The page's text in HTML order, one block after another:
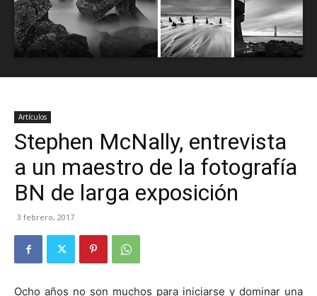
Artículos
Stephen McNally, entrevista
a un maestro de la fotografía
BN de larga exposición
3 febrero, 2017
Ocho años no son muchos para iniciarse y dominar una